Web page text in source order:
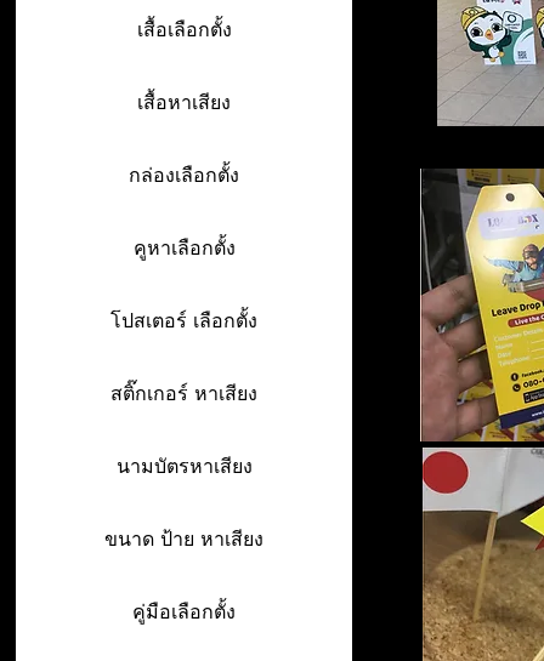
เสื้อเลือกตั้ง
เสื้อหาเสียง
กล่องเลือกตั้ง
คูหาเลือกตั้ง
โปสเตอร์ เลือกตั้ง
สติ๊กเกอร์ หาเสียง
นามบัตรหาเสียง
ขนาด ป้าย หาเสียง
คู่มือเลือกตั้ง